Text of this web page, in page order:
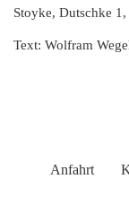
Stoyke, Dutschke
Text: Wolfram
Anfahrt